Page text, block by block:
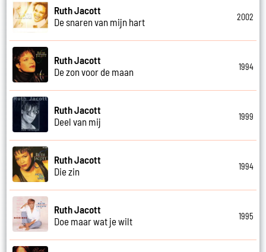
Ruth Jacott
De snaren van mijn hart
2002
Ruth Jacott
De zon voor de maan
1994
Ruth Jacott
Deel van mij
1999
Ruth Jacott
Die zin
1994
Ruth Jacott
Doe maar wat je wilt
1995